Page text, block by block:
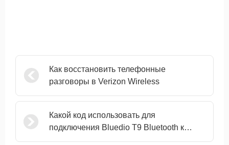
Как восстановить телефонные
разговоры в Verizon Wireless
Какой код использовать для
подключения Bluedio T9 Bluetooth к
мобильному телефону?